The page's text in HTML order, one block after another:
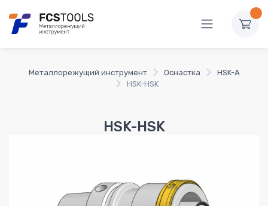
Металлорежущий инструмент Оснастка
HSK-A
HSK-HSK
HSK-HSK